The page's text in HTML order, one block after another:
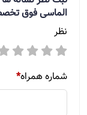
الماسی فوق
نظر
شماره همراه*